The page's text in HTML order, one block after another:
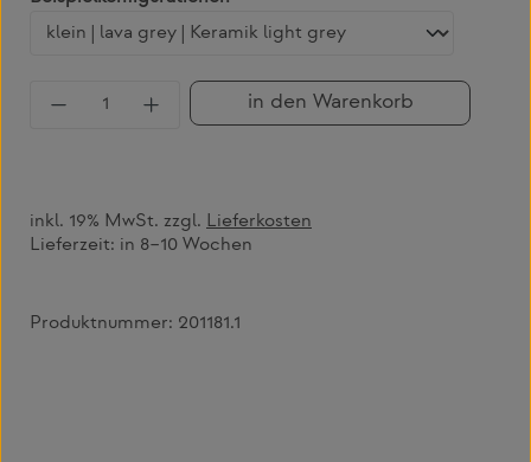
Produkt Anzahl: Gib den gewünschten
in den Warenkorb
inkl. 19% MwSt. zzgl. Lieferkosten
Lieferzeit: in 8–10 Wochen
Produktnummer: 201181.1